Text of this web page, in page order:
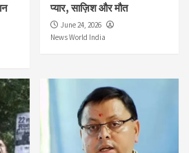
प्यार, साज़िश और मौत
June 24, 2026
News World India